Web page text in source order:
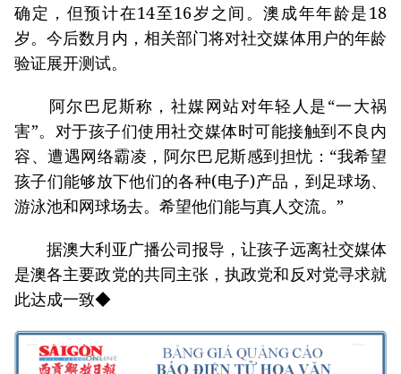
确定，但预计在14至16岁之间。澳成年年龄是18
岁。今后数月内，相关部门将对社交媒体用户的年龄
验证展开测试。
阿尔巴尼斯称，社媒网站对年轻人是“一大祸
害”。对于孩子们使用社交媒体时可能接触到不良内
容、遭遇网络霸凌，阿尔巴尼斯感到担忧：“我希望
孩子们能够放下他们的各种(电子)产品，到足球场、
游泳池和网球场去。希望他们能与真人交流。”
据澳大利亚广播公司报导，让孩子远离社交媒体
是澳各主要政党的共同主张，执政党和反对党寻求就
此达成一致◆